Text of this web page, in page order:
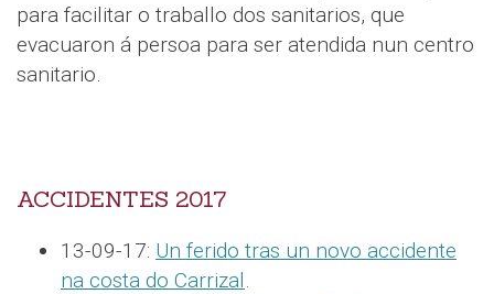
para facilitar o traballo dos sanitarios, que
evacuaron á persoa para ser atendida nun centro
sanitario.
ACCIDENTES 2017
13-09-17: Un ferido tras un novo accidente
na costa do Carrizal